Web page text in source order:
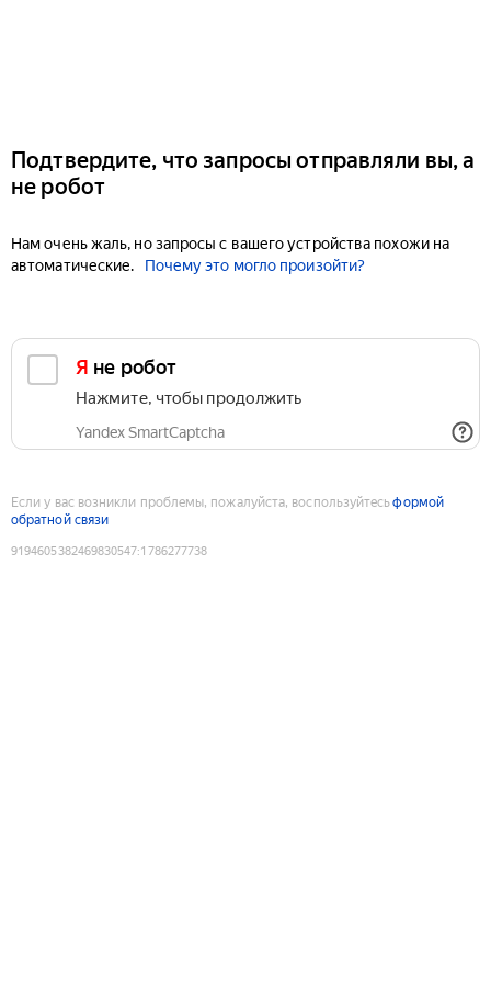
Подтвердите, что запросы отправляли вы, а
не робот
Нам очень жаль, но запросы с вашего устройства похожи на
автоматические.
Почему это могло произойти?
Я не робот
Нажмите, чтобы продолжить
Yandex SmartCaptcha
Если у вас возникли проблемы, пожалуйста, воспользуйтесьформой
обратной связи
9194605382469830547:1786277738